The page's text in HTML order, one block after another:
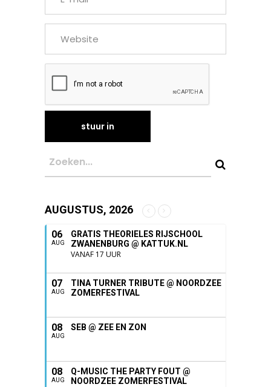
AUGUSTUS, 2026
06
AUG
GRATIS THEORIELES RIJSCHOOL
ZWANENBURG @ KATTUK.NL
VANAF 17 UUR
07
AUG
TINA TURNER TRIBUTE @ NOORDZEE
ZOMERFESTIVAL
08
AUG
SEB @ ZEE EN ZON
08
AUG
Q-MUSIC THE PARTY FOUT @
NOORDZEE ZOMERFESTIVAL